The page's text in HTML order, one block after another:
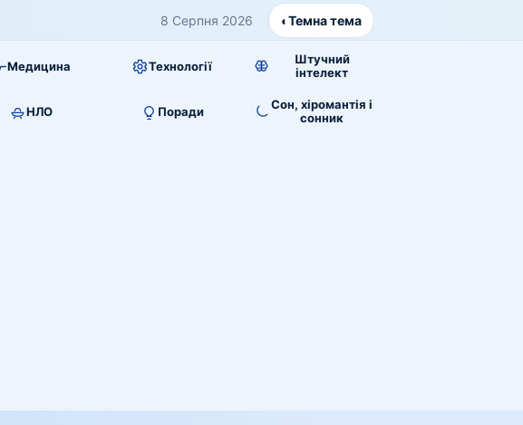
8 Серпня 2026 ◐Темна тема
Медицина Технології
Штучний
інтелект
НЛО Поради
Сон, хіромантія і
сонник